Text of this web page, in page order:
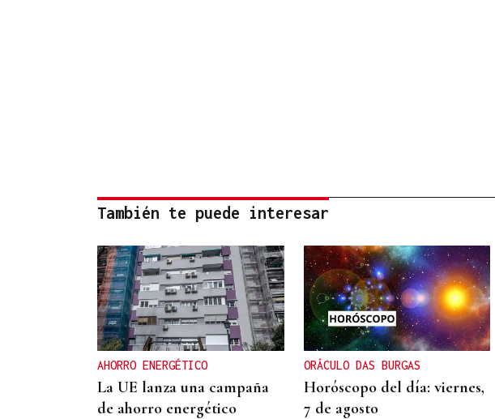
También te puede interesar
AHORRO ENERGÉTICO
La UE lanza una campaña
de ahorro energético
ORÁCULO DAS BURGAS
Horóscopo del día: viernes,
7 de agosto